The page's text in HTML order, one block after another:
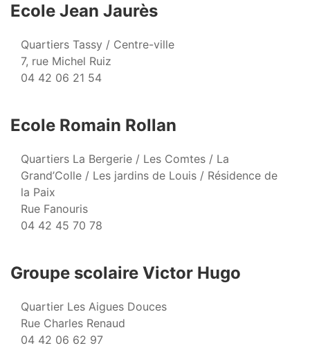
Ecole Jean Jaurès
Quartiers Tassy / Centre-ville
7, rue Michel Ruiz
04 42 06 21 54
Ecole Romain Rollan
Quartiers La Bergerie / Les Comtes / La
Grand’Colle / Les jardins de Louis / Résidence de
la Paix
Rue Fanouris
04 42 45 70 78
Groupe scolaire Victor Hugo
Quartier Les Aigues Douces
Rue Charles Renaud
04 42 06 62 97